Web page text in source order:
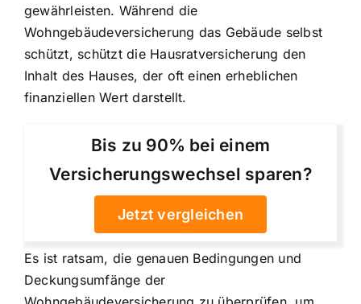
gewährleisten. Während die
Wohngebäudeversicherung das Gebäude selbst
schützt, schützt die Hausratversicherung den
Inhalt des Hauses, der oft einen erheblichen
finanziellen Wert darstellt.
Bis zu 90% bei einem
Versicherungswechsel sparen?
Jetzt vergleichen
Es ist ratsam, die genauen Bedingungen und
Deckungsumfänge der